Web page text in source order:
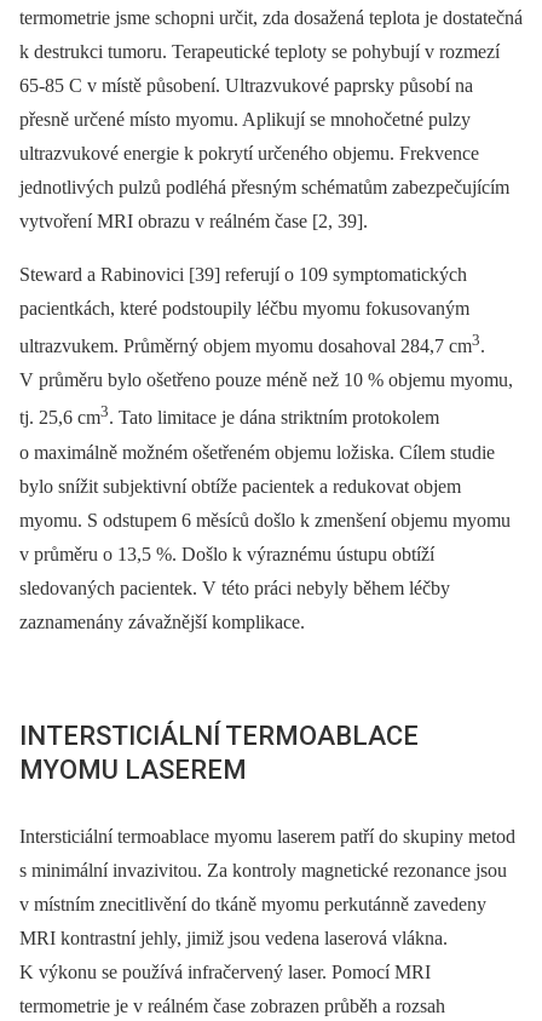
termometrie jsme schopni určit, zda dosažená teplota je dostatečná
k destrukci tumoru. Terapeutické teploty se pohybují v rozmezí
65-85 C v místě působení. Ultrazvukové paprsky působí na
přesně určené místo myomu. Aplikují se mnohočetné pulzy
ultrazvukové energie k pokrytí určeného objemu. Frekvence
jednotlivých pulzů podléhá přesným schématům zabezpečujícím
vytvoření MRI obrazu v reálném čase [2, 39].
Steward a Rabinovici [39] referují o 109 symptomatických
pacientkách, které podstoupily léčbu myomu fokusovaným
ultrazvukem. Průměrný objem myomu dosahoval 284,7 cm3.
V průměru bylo ošetřeno pouze méně než 10 % objemu myomu,
tj. 25,6 cm3. Tato limitace je dána striktním protokolem
o maximálně možném ošetřeném objemu ložiska. Cílem studie
bylo snížit subjektivní obtíže pacientek a redukovat objem
myomu. S odstupem 6 měsíců došlo k zmenšení objemu myomu
v průměru o 13,5 %. Došlo k výraznému ústupu obtíží
sledovaných pacientek. V této práci nebyly během léčby
zaznamenány závažnější komplikace.
INTERSTICIÁLNÍ TERMOABLACE
MYOMU LASEREM
Intersticiální termoablace myomu laserem patří do skupiny metod
s minimální invazivitou. Za kontroly magnetické rezonance jsou
v místním znecitlivění do tkáně myomu perkutánně zavedeny
MRI kontrastní jehly, jimiž jsou vedena laserová vlákna.
K výkonu se používá infračervený laser. Pomocí MRI
termometrie je v reálném čase zobrazen průběh a rozsah